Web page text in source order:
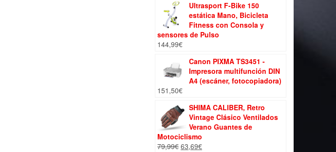
Ultrasport F-Bike 150
estática Mano, Bicicleta
Fitness con Consola y
sensores de Pulso
144,99€
Canon PIXMA TS3451 -
Impresora multifunción DIN
A4 (escáner, fotocopiadora)
151,50€
SHIMA CALIBER, Retro
Vintage Clásico Ventilados
Verano Guantes de
Motociclismo
79,99€ El
63,69€El